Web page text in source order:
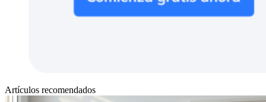
Artículos recomendados